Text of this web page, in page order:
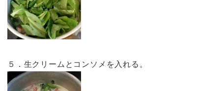
５．生クリームとコンソメを入れる。